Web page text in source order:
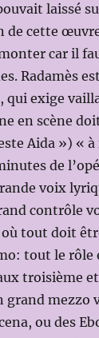
laissé
de cette
car il
Radamès
exige
en scène
Aida ») «
de
voix
contrôle
tout doit
tout le rôle
troisième
grand mezzo
ou des